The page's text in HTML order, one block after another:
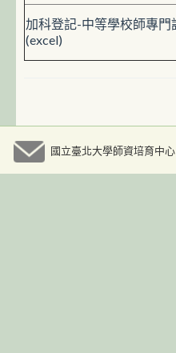
加科登記-中等學校師專門
(excel)
國立臺北大學師資培育中